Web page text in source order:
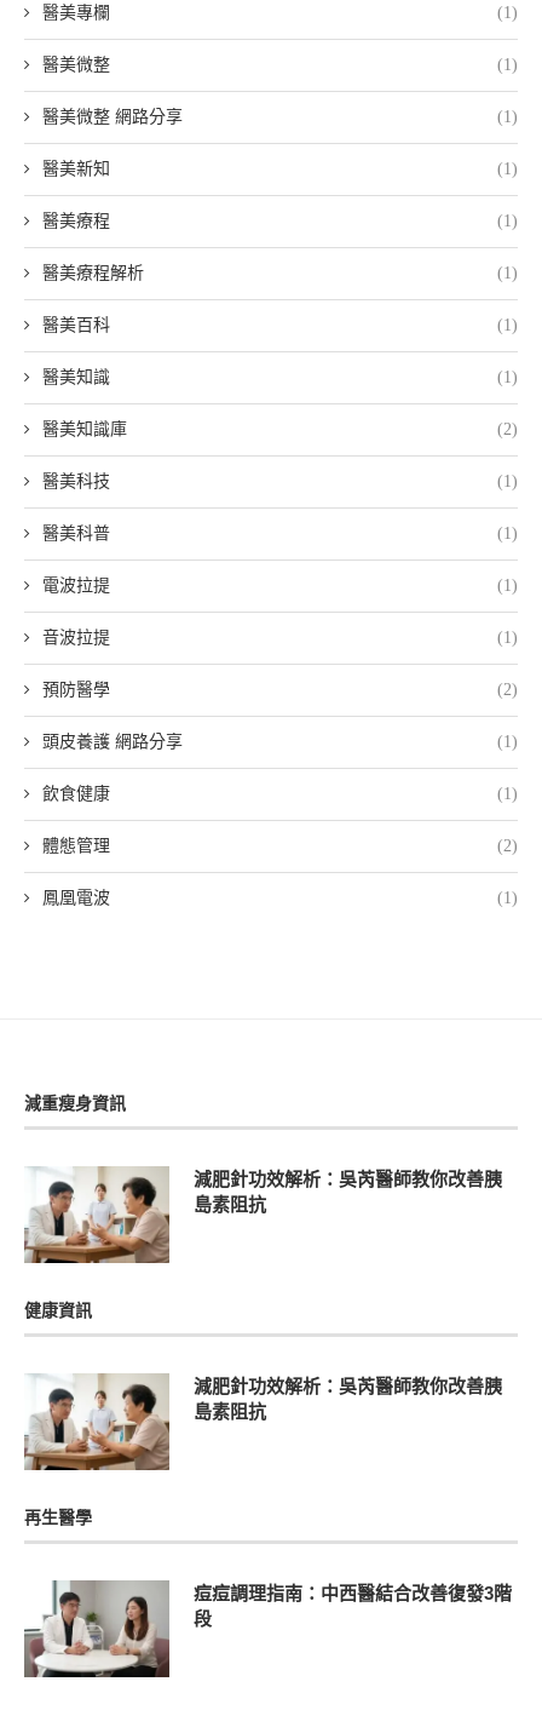
醫美專欄 (1)
醫美微整 (1)
醫美微整 網路分享 (1)
醫美新知 (1)
醫美療程 (1)
醫美療程解析 (1)
醫美百科 (1)
醫美知識 (1)
醫美知識庫 (2)
醫美科技 (1)
醫美科普 (1)
電波拉提 (1)
音波拉提 (1)
預防醫學 (2)
頭皮養護 網路分享 (1)
飲食健康 (1)
體態管理 (2)
鳳凰電波 (1)
減重瘦身資訊
減肥針功效解析：吳芮醫師教你改善胰
島素阻抗
健康資訊
減肥針功效解析：吳芮醫師教你改善胰
島素阻抗
再生醫學
痘痘調理指南：中西醫結合改善復發3階
段